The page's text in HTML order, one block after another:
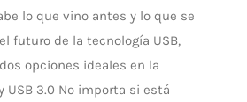
lo que vino antes y lo que se
futuro de la tecnología USB,
opciones ideales en la
USB 3.0 No importa si está